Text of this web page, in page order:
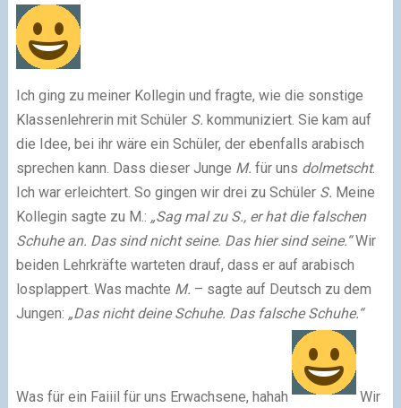
Ich ging zu meiner Kollegin und fragte, wie die sonstige
Klassenlehrerin mit Schüler S. kommuniziert. Sie kam auf
die Idee, bei ihr wäre ein Schüler, der ebenfalls arabisch
sprechen kann. Dass dieser Junge M. für uns dolmetscht.
Ich war erleichtert. So gingen wir drei zu Schüler S. Meine
Kollegin sagte zu M.: „Sag mal zu S., er hat die falschen
Schuhe an. Das sind nicht seine. Das hier sind seine.“Wir
beiden Lehrkräfte warteten drauf, dass er auf arabisch
losplappert. Was machte M. – sagte auf Deutsch zu dem
Jungen: „Das nicht deine Schuhe. Das falsche Schuhe.“
Was für ein Faiiil für uns Erwachsene, hahah
Wir